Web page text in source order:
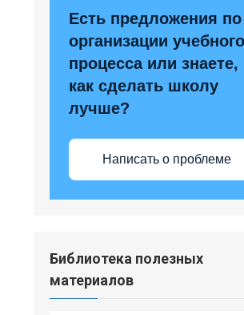
Есть предложения по
организации учебного
процесса или знаете,
как сделать школу
лучше?
Написать о проблеме
Библиотека полезных
материалов